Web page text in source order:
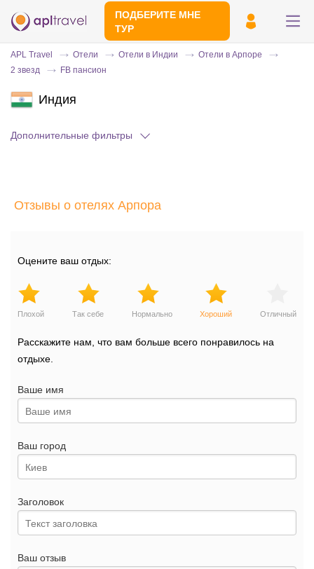
ПОДБЕРИТЕ МНЕ
ТУР
Эксперт свяжется с вами и сделает
APL Travel Отели Отели в Индии
Отели в Арпоре
2 звезд
FB пансион
Индия
Дополнительные фильтры
Отзывы о отелях Арпора
Оцените ваш отдых:
Плохой Так себе Нормально Хороший Отличный
Расскажите нам, что вам больше всего понравилось на
отдыхе.
Ваше имя
Ваш город
Заголовок
Ваш отзыв